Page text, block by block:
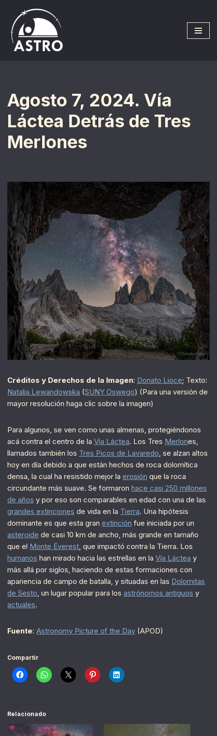
Saltar
al
contenido
Agosto 7, 2024. Vía
Láctea Detrás de Tres
Merlones
Créditos y Derechos de la Imagen: Donato Lioce; Texto:
Natalia Lewandowska (SUNY Oswego) (Para una versión de
mayor resolución haga clic sobre la imagen)
Para algunos, se ven como unas almenas, protegiéndonos
acá contra el centro de la Vía Láctea. Los Tres Merlones,
llamados también los Tres Picos de Lavaredo, se alzan altos
hoy en día debido a que están hechos de roca dolomítica
densa, la cual ha resistido mejor la erosión que la roca
circundante más suave. Se formaron hace casi 250 millones
de años y por eso son comparables en edad con una de las
grandes extinciones de vida en la Tierra. Una hipótesis
dominante es que esta gran extinción fue iniciada por un
asteroide de casi 10 km de ancho, más grande en tamaño
que el Monte Éverest, que impactó contra la Tierra. Los
humanos han mirado hacia las estrellas en la Vía Láctea y
más allá por siglos, haciendo de estas formaciones con
apariencia de campo de batalla, y situadas en las Dolomitas
de Sesto, un lugar popular para los astrónomos antiguos y
actuales.
Fuente: Astronomy Picture of the Day (APOD)
Compartir
Relacionado